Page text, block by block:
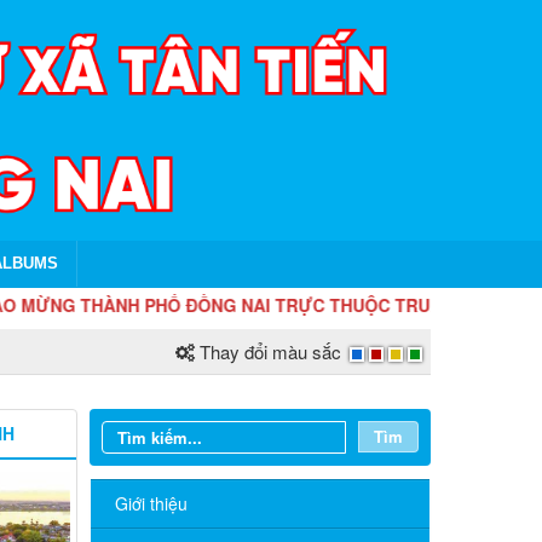
THÀNH PHỐ ĐỒNG NAI TRỰC THUỘC TRUNG ƯƠNG!
Thay đổi màu sắc
Tìm
Giới thiệu